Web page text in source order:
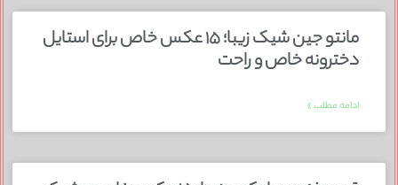
مانتو جین شیک زیبا؛ ۱۵ عکس خاص برای استایل
دخترونه خاص و راحت
ادامه مطلب »